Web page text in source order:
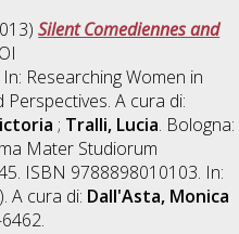
Silent Comediennes and
In: Researching Women in
Perspectives. A cura di:
; Tralli, Lucia. Bologna:
Mater Studiorum
ISBN 9788898010103. In:
A cura di: Dall'Asta, Monica